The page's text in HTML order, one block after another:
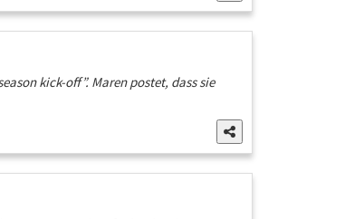
kick-off”. Maren postet, dass sie